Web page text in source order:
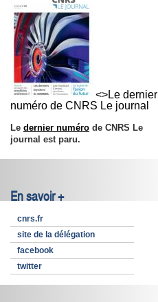
<>Le dernier
numéro de CNRS Le journal
Le dernier numéro de CNRS Le
journal est paru.
En savoir +
cnrs.fr
site de la délégation
facebook
twitter